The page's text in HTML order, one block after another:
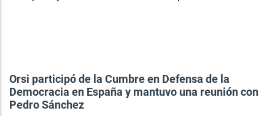
Orsi participó de la Cumbre en Defensa de la
Democracia en España y mantuvo una reunión con
Pedro Sánchez